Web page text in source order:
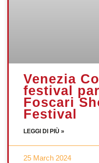
Venezia
festival
Foscari
Festival
LEGGI DI PIÙ »
25 March 2024